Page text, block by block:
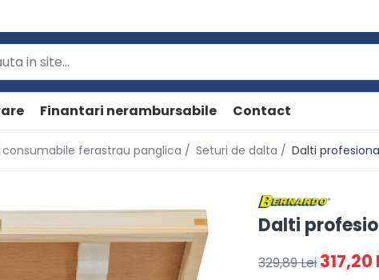
Finantari nerambursabile Contact
consumabile ferastrau panglica / Seturi de dalta / Dalti
Dalti
329,89 Lei317,20